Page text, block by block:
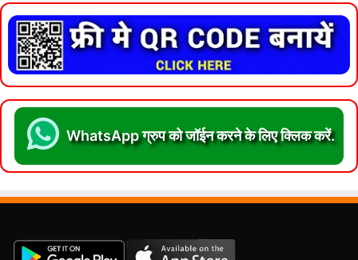
WhatsApp ग्रुप को जॉईन करने के लिए क्लिक करें.